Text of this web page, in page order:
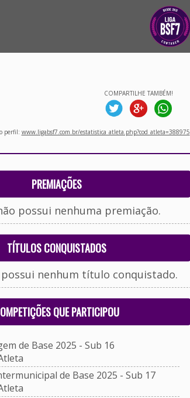
COMPARTILHE TAMBÉM!
perfil: www.ligabsf7.com.br/estatistica_atleta.php?cod_atleta=388975
PREMIAÇÕES
possui nenhuma premiação.
TÍTULOS CONQUISTADOS
nenhum título conquistado.
QUE PARTICIPOU
de Base 2025 - Sub 16
de Base 2025 - Sub 17